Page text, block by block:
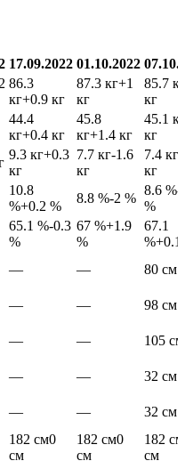
17.09.2022 01.10.2022
86.3
кг+0.9 кг
87.3 кг+1
кг
85.7 кг
кг
44.4
кг+0.4 кг
45.8
кг+1.4 кг
45.1 кг
кг
9.3 кг+0.3
кг
7.7 кг-1.6
кг
7.4 кг
кг
10.8
%+0.2 %
8.8 %-2 %
8.6 %-
%
65.1 %-0.3
%
67 %+1.9
%
67.1
%+0.1
— — 80 см
— — 98 см
— —
105 см
— —
32 см
— — 32 см
182 см0
см
182 см0
см
182 см
см